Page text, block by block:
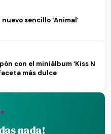
sencillo ‘Animal’
con el miniálbum ‘Kiss N
más dulce
·
nada!